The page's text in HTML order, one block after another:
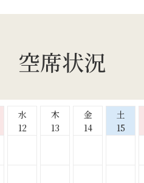
空席状況
水
12
木
13
金
14
土
15